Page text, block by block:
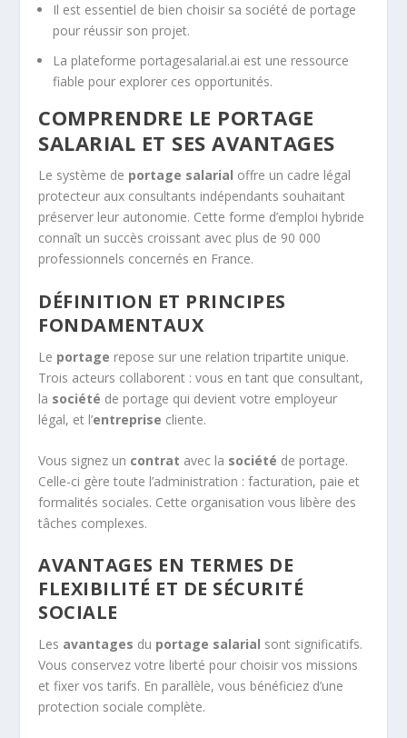
Il est essentiel de bien choisir sa société de portage
pour réussir son projet.
La plateforme portagesalarial.ai est une ressource
fiable pour explorer ces opportunités.
COMPRENDRE LE PORTAGE
SALARIAL ET SES AVANTAGES
Le système de portage salarial offre un cadre légal
protecteur aux consultants indépendants souhaitant
préserver leur autonomie. Cette forme d’emploi hybride
connaît un succès croissant avec plus de 90 000
professionnels concernés en France.
DÉFINITION ET PRINCIPES
FONDAMENTAUX
Le portage repose sur une relation tripartite unique.
Trois acteurs collaborent : vous en tant que consultant,
la société de portage qui devient votre employeur
légal, et l’entreprise cliente.
Vous signez un contrat avec la société de portage.
Celle-ci gère toute l’administration : facturation, paie et
formalités sociales. Cette organisation vous libère des
tâches complexes.
AVANTAGES EN TERMES DE
FLEXIBILITÉ ET DE SÉCURITÉ
SOCIALE
Les avantages du portage salarial sont significatifs.
Vous conservez votre liberté pour choisir vos missions
et fixer vos tarifs. En parallèle, vous bénéficiez d’une
protection sociale complète.